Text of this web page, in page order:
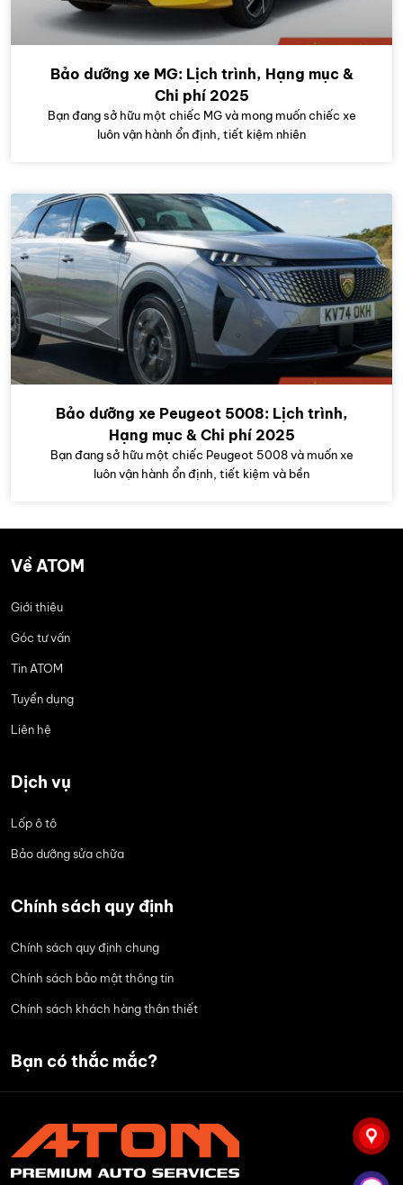
Bảo dưỡng xe MG: Lịch trình, Hạng mục &
Chi phí 2025
Bạn đang sở hữu một chiếc MG và mong muốn chiếc xe
luôn vận hành ổn định, tiết kiệm nhiên
Bảo dưỡng xe Peugeot 5008: Lịch trình,
Hạng mục & Chi phí 2025
Bạn đang sở hữu một chiếc Peugeot 5008 và muốn xe
luôn vận hành ổn định, tiết kiệm và bền
Về ATOM
Giới thiệu
Góc tư vấn
Tin ATOM
Tuyển dụng
Liên hệ
Dịch vụ
Lốp ô tô
Bảo dưỡng sửa chữa
Chính sách quy định
Chính sách quy định chung
Chính sách bảo mật thông tin
Chính sách khách hàng thân thiết
Bạn có thắc mắc?